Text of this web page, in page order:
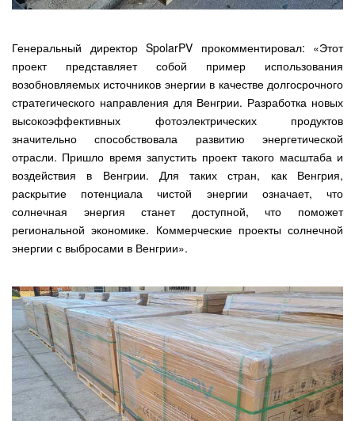
Генеральный директор SpolarPV прокомментировал: «Этот
проект представляет собой пример использования
возобновляемых источников энергии в качестве долгосрочного
стратегического направления для Венгрии. Разработка новых
высокоэффективных фотоэлектрических продуктов
значительно способствовала развитию энергетической
отрасли. Пришло время запустить проект такого масштаба и
воздействия в Венгрии. Для таких стран, как Венгрия,
раскрытие потенциала чистой энергии означает, что
солнечная энергия станет доступной, что поможет
региональной экономике. Коммерческие проекты солнечной
энергии с выбросами в Венгрии».